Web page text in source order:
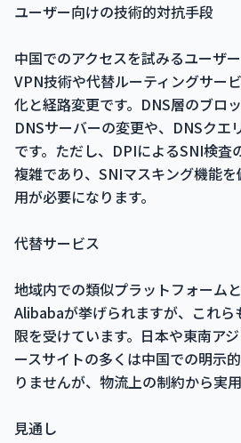
ユーザー向けの技術的対抗手段
中国でのアクセスを試みるユーザ
VPN技術や代替ルーティングサー
化と経路変更です。DNS層のブロ
DNSサーバーの変更や、DNSクエ
です。ただし、DPIによるSNI検査
複雑であり、SNIマスキング機能
用が必要になります。
代替サービス
地域内での類似プラットフォーム
Alibabaが挙げられますが、これら
限を受けています。日本や東南ア
ースサイトの多くは中国での明示
りませんが、物流上の制約から実
見通し